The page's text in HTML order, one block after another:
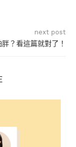
next post
？看這篇就對了！